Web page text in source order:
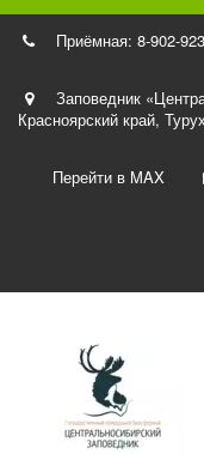
Приёмная: 8-902-
Заповедник
Красноярский край,
Перейти в MAX